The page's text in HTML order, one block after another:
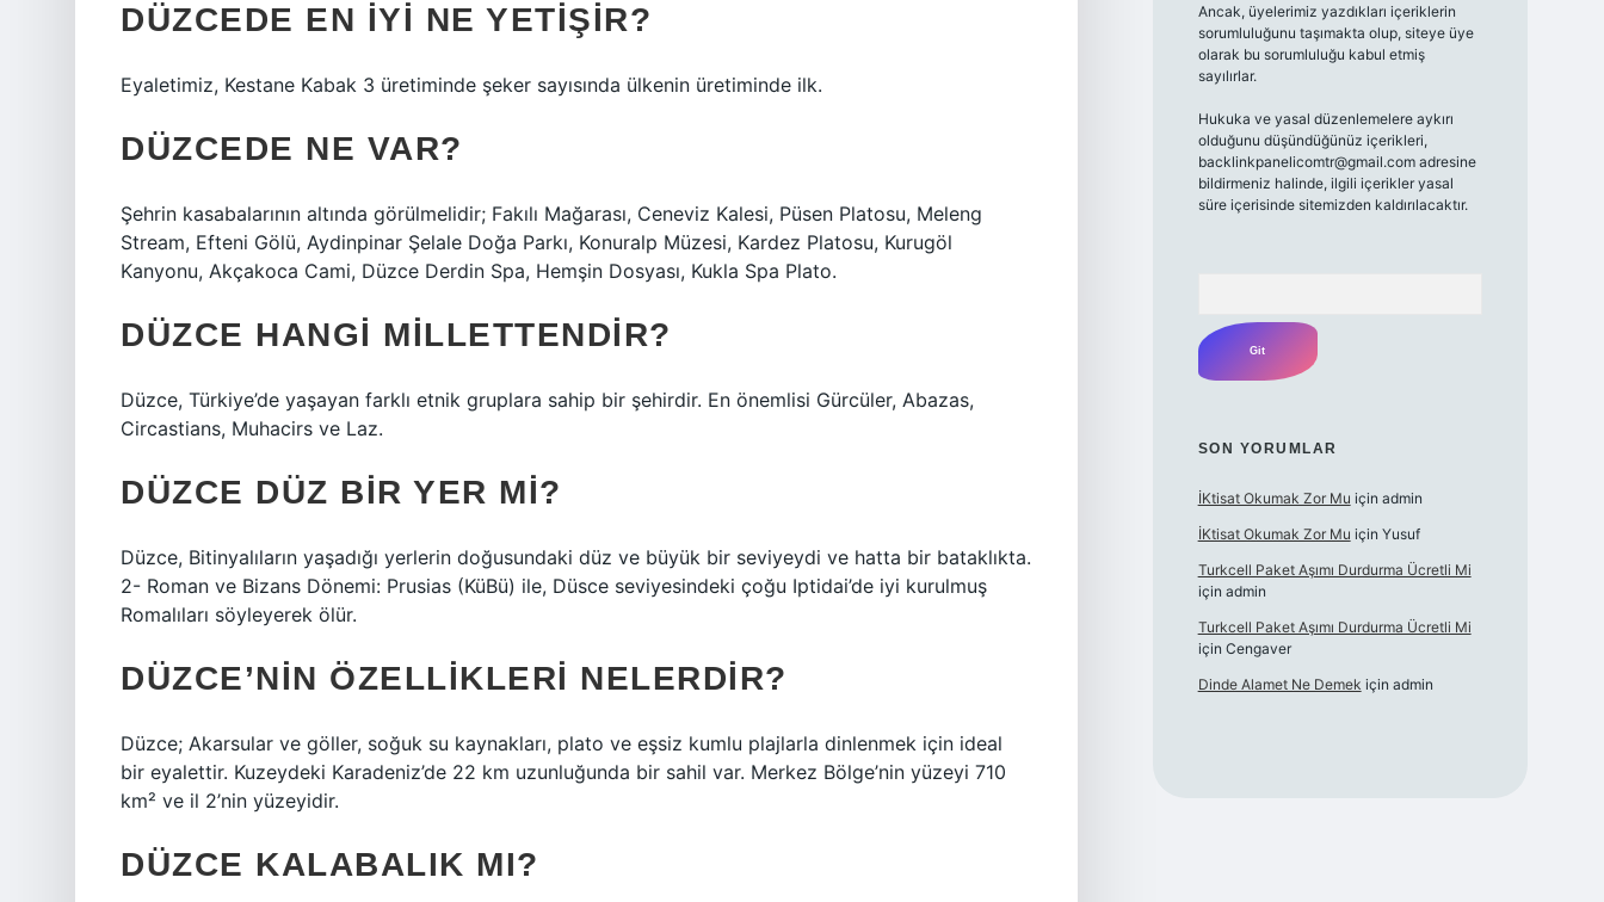
DÜZCEDE EN IYI NE YETIŞIR?
Eyaletimiz, Kestane Kabak 3 üretiminde şeker sayısında ülkenin üretiminde ilk.
DÜZCEDE NE VAR?
Şehrin kasabalarının altında görülmelidir; Fakılı Mağarası, Ceneviz Kalesi, Püsen Platosu, Meleng
Stream, Efteni Gölü, Aydinpinar Şelale Doğa Parkı, Konuralp Müzesi, Kardez Platosu, Kurugöl
Kanyonu, Akçakoca Cami, Düzce Derdin Spa, Hemşin Dosyası, Kukla Spa Plato.
DÜZCE HANGI MILLETTENDIR?
Düzce, Türkiye’de yaşayan farklı etnik gruplara sahip bir şehirdir. En önemlisi Gürcüler, Abazas,
Circastians, Muhacirs ve Laz.
DÜZCE DÜZ BIR YER MI?
Düzce, Bitinyalıların yaşadığı yerlerin doğusundaki düz ve büyük bir seviyeydi ve hatta bir bataklıkta.
2- Roman ve Bizans Dönemi: Prusias (KüBü) ile, Düsce seviyesindeki çoğu Iptidai’de iyi kurulmuş
Romalıları söyleyerek ölür.
DÜZCE’NIN ÖZELLIKLERI NELERDIR?
Düzce; Akarsular ve göller, soğuk su kaynakları, plato ve eşsiz kumlu plajlarla dinlenmek için ideal
bir eyalettir. Kuzeydeki Karadeniz’de 22 km uzunluğunda bir sahil var. Merkez Bölge’nin yüzeyi 710
km² ve ​​il 2’nin yüzeyidir.
DÜZCE KALABALIK MI?
Ancak, üyelerimiz yazdıkları içeriklerin
sorumluluğunu taşımakta olup, siteye üye
olarak bu sorumluluğu kabul etmiş
sayılırlar.
Hukuka ve yasal düzenlemelere aykırı
olduğunu düşündüğünüz içerikleri,
backlinkpanelicomtr@gmail.comadresine
bildirmeniz halinde, ilgili içerikler yasal
süre içerisinde sitemizden kaldırılacaktır.
SON YORUMLAR
İKtisat Okumak Zor Mu için admin
İKtisat Okumak Zor Mu için Yusuf
Turkcell Paket Aşımı Durdurma Ücretli Mi
için admin
Turkcell Paket Aşımı Durdurma Ücretli Mi
için Cengaver
Dinde Alamet Ne Demek için admin